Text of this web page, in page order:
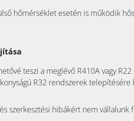
hőmérséklet esetén is működik
teszi a meglévő R410A vagy
R32 rendszerek telepítésére
szerkesztési hibákért nem vállalunk